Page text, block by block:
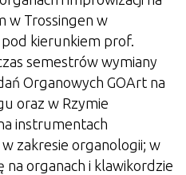
w Trossingen w
kierunkiem prof.
semestrów wymiany
Organowych GOArt na
oraz w Rzymie
instrumentach
zakresie organologii; w
organach i klawikordzie